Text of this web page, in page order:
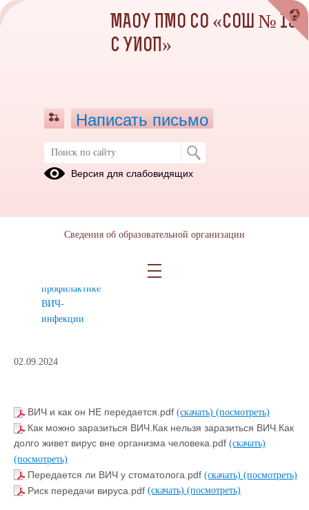
Информация для педагогов и
родителей
информационные
профилактике
ВИЧ-
инфекции
02.09.2024
ВИЧ и как он НЕ передается.pdf (скачать) (посмотреть)
Как можно заразиться ВИЧ.Как нельзя заразиться ВИЧ.Как
долго живет вирус вне организма человека.pdf (скачать)
(посмотреть)
Передается ли ВИЧ у стоматолога.pdf (скачать) (посмотреть)
Риск передачи вируса.pdf (скачать) (посмотреть)
МАОУ ПМО СО «СОШ № 13
С УИОП»
Написать письмо
Версия для слабовидящих
Сведения об образовательной организации